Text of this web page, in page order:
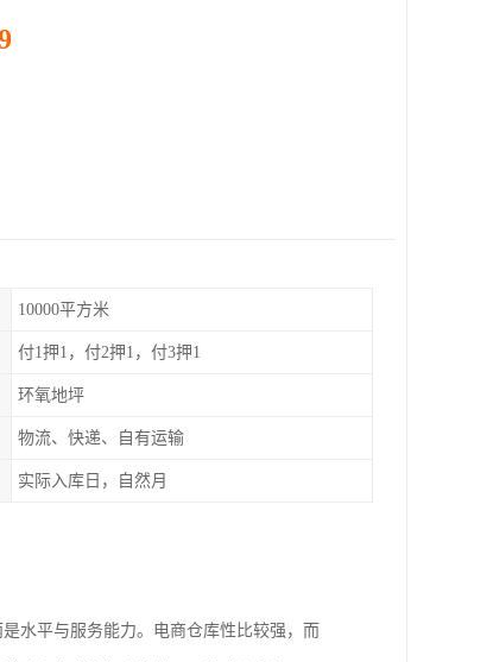
10000平方米
付1押1，付2押1，付3押1
环氧地坪
物流、快递、自有运输
实际入库日，自然月
水平与服务能力。电商仓库性比较强，而